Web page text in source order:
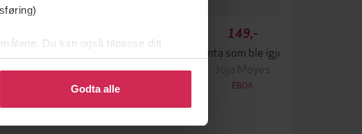
Du kan også tilpasse ditt
tilbake eller endre ditt samtykke.
Godta alle
Erica James
EBOK
149,-
Jenta som ble igjen
Jojo Moyes
EBOK